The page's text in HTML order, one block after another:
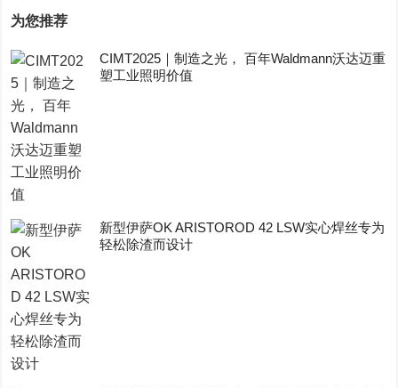
为您推荐
CIMT2025｜制造之光， 百年Waldmann沃达迈重
塑工业照明价值
新型伊萨OK ARISTOROD 42 LSW实心焊丝专为
轻松除渣而设计